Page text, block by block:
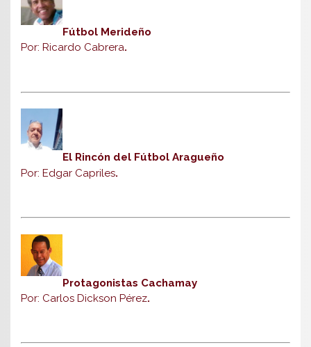
Fútbol Merideño
Por: Ricardo Cabrera.
El Rincón del Fútbol Aragueño
Por: Edgar Capriles.
Protagonistas Cachamay
Por: Carlos Dickson Pérez.